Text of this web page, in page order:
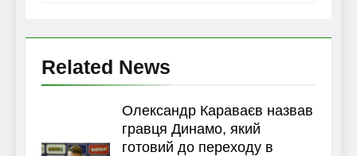
Related News
Олександр Караваєв назвав
гравця Динамо, який
готовий до переходу в